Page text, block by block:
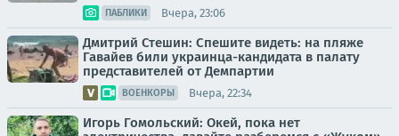
ПАБЛИКИ Вчера, 23:06
Дмитрий Стешин: Спешите видеть: на пляже
Гавайев били украинца-кандидата в палату
представителей от Демпартии
ВОЕНКОРЫ Вчера, 22:34
Игорь Гомольский: Окей, пока нет